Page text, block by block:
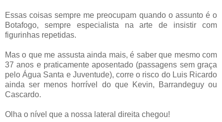
Essas coisas sempre me preocupam quando o assunto é o
Botafogo, sempre especialista na arte de insistir com
figurinhas repetidas.
Mas o que me assusta ainda mais, é saber que mesmo com
37 anos e praticamente aposentado (passagens sem graça
pelo Água Santa e Juventude), corre o risco do Luis Ricardo
ainda ser menos horrível do que Kevin, Barrandeguy ou
Cascardo.
Olha o nível que a nossa lateral direita chegou!